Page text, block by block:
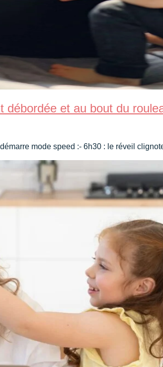
débordée et au bout du
mode speed :- 6h30 : le réveil